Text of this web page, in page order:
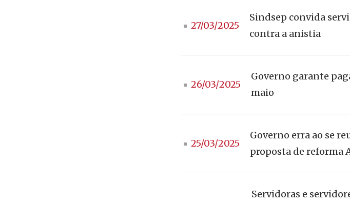
27/03/2025
Sindsep convida
contra a anistia
26/03/2025
Governo garante
maio
25/03/2025
Governo erra ao se
proposta de reforma
Servidoras e